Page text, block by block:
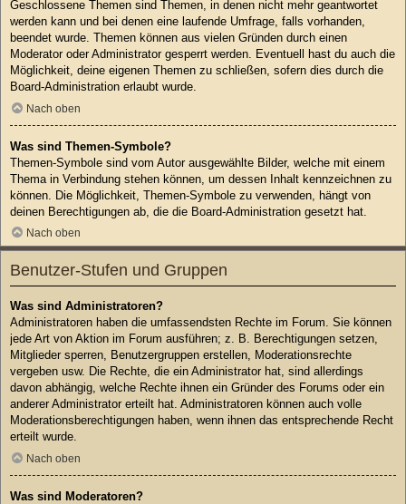
Geschlossene Themen sind Themen, in denen nicht mehr geantwortet
werden kann und bei denen eine laufende Umfrage, falls vorhanden,
beendet wurde. Themen können aus vielen Gründen durch einen
Moderator oder Administrator gesperrt werden. Eventuell hast du auch die
Möglichkeit, deine eigenen Themen zu schließen, sofern dies durch die
Board-Administration erlaubt wurde.
Nach oben
Was sind Themen-Symbole?
Themen-Symbole sind vom Autor ausgewählte Bilder, welche mit einem
Thema in Verbindung stehen können, um dessen Inhalt kennzeichnen zu
können. Die Möglichkeit, Themen-Symbole zu verwenden, hängt von
deinen Berechtigungen ab, die die Board-Administration gesetzt hat.
Nach oben
Benutzer-Stufen und Gruppen
Was sind Administratoren?
Administratoren haben die umfassendsten Rechte im Forum. Sie können
jede Art von Aktion im Forum ausführen; z. B. Berechtigungen setzen,
Mitglieder sperren, Benutzergruppen erstellen, Moderationsrechte
vergeben usw. Die Rechte, die ein Administrator hat, sind allerdings
davon abhängig, welche Rechte ihnen ein Gründer des Forums oder ein
anderer Administrator erteilt hat. Administratoren können auch volle
Moderationsberechtigungen haben, wenn ihnen das entsprechende Recht
erteilt wurde.
Nach oben
Was sind Moderatoren?